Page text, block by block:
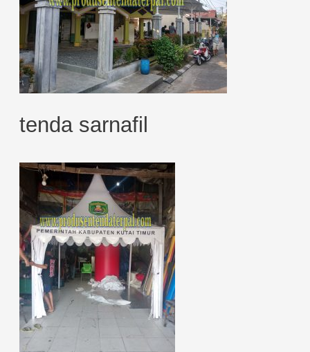
tenda sarnafil